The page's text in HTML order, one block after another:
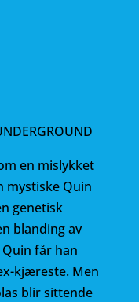
en mislykket
mystiske Quin
genetisk
blanding av
får han
kjæreste. Men
blir sittende